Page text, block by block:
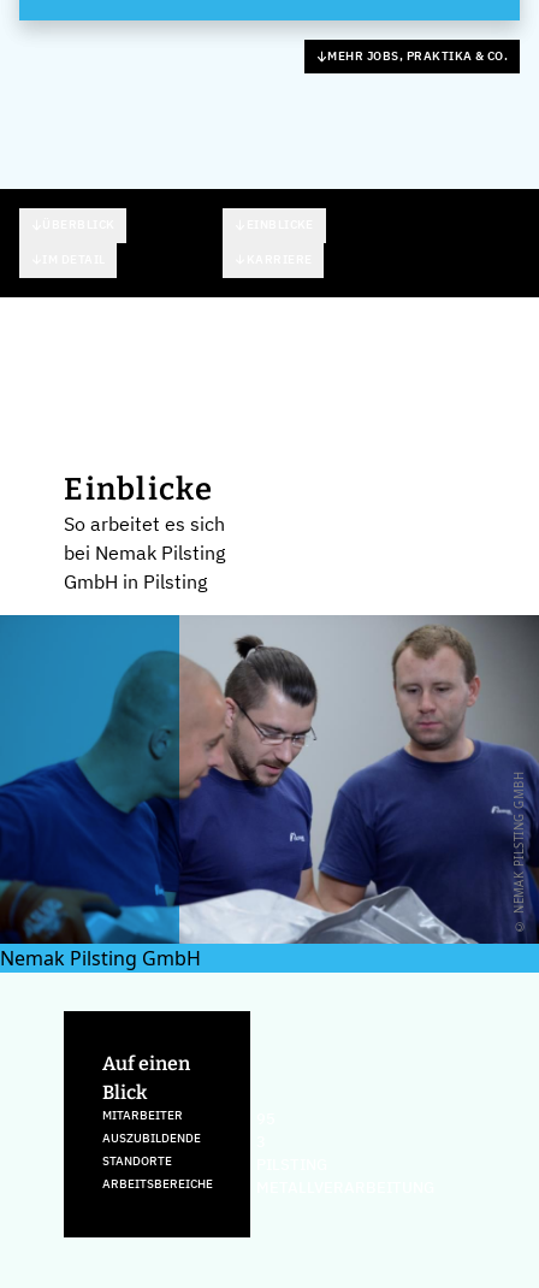
MEHR JOBS, PRAKTIKA & CO.
Einblicke
So arbeitet es sich
bei Nemak Pilsting
GmbH in Pilsting
© NEMAK PILSTING GMBH
Nemak Pilsting GmbH
Auf einen
Blick
MITARBEITER
AUSZUBILDENDE
STANDORTE
ARBEITSBEREICHE